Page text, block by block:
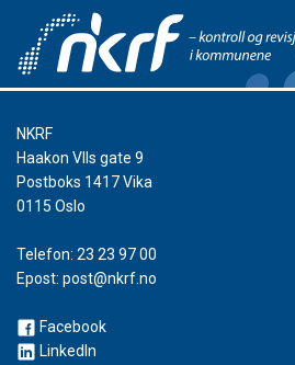
NKRF
Haakon VIIs gate 9
Postboks 1417 Vika
0115 Oslo
Telefon: 23 23 97 00
Epost: post@nkrf.no
Facebook
LinkedIn